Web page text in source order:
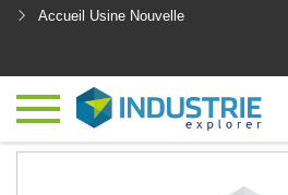
Accueil Usine Nouvelle